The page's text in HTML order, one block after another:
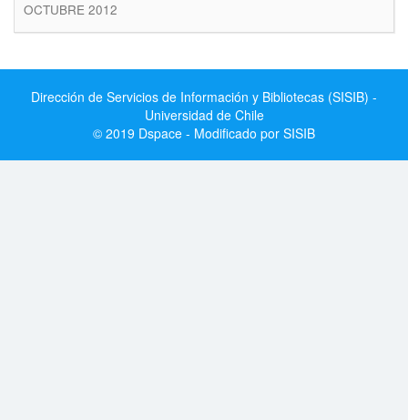
OCTUBRE 2012
Dirección de Servicios de Información y Bibliotecas (SISIB) -
Universidad de Chile
© 2019 Dspace - Modificado por SISIB